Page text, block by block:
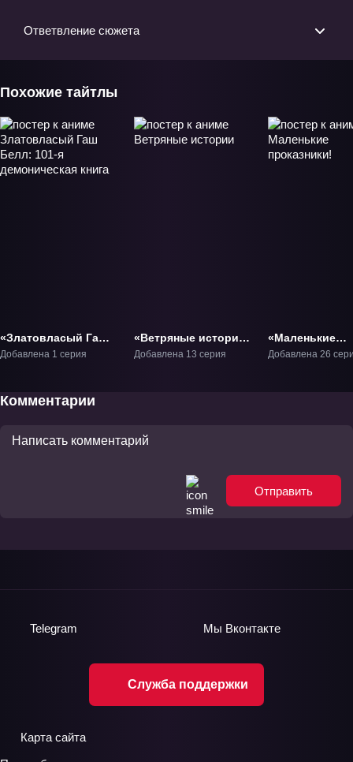
Ответвление сюжета
Похожие тайтлы
«Златовласый Гаш
Белл: 101-я
Добавлена 1 серия
«Ветряные истории»
ТВ-1
Добавлена 13 серия
«Маленькие
проказники!»
Добавлена 26
Комментарии
Отправить
Служба поддержки
Telegram Мы Вконтакте
Карта сайта